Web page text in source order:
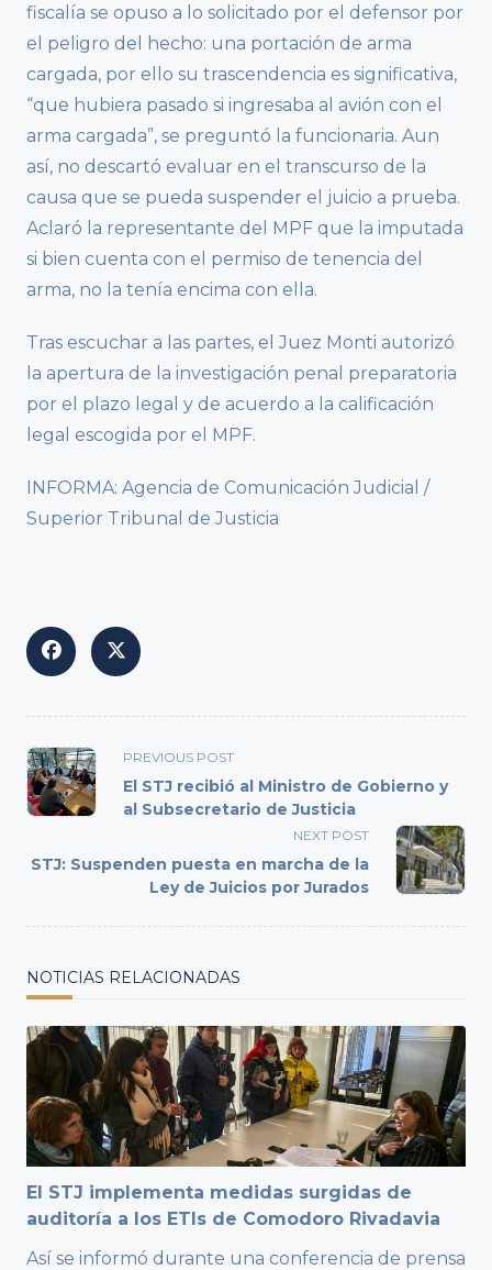
fiscalía se opuso a lo solicitado por el defensor por
el peligro del hecho: una portación de arma
cargada, por ello su trascendencia es significativa,
“que hubiera pasado si ingresaba al avión con el
arma cargada”, se preguntó la funcionaria. Aun
así, no descartó evaluar en el transcurso de la
causa que se pueda suspender el juicio a prueba.
Aclaró la representante del MPF que la imputada
si bien cuenta con el permiso de tenencia del
arma, no la tenía encima con ella.
Tras escuchar a las partes, el Juez Monti autorizó
la apertura de la investigación penal preparatoria
por el plazo legal y de acuerdo a la calificación
legal escogida por el MPF.
INFORMA: Agencia de Comunicación Judicial /
Superior Tribunal de Justicia
<span
class="nav-
subtitle
reader-
text">Page</span>
PREVIOUS POST
El STJ recibió al Ministro de Gobierno y
al Subsecretario de Justicia
NEXT POST
STJ: Suspenden puesta en marcha de la
Ley de Juicios por Jurados
NOTICIAS RELACIONADAS
El STJ implementa medidas surgidas de
auditoría a los ETIs de Comodoro Rivadavia
Así se informó durante una conferencia de prensa